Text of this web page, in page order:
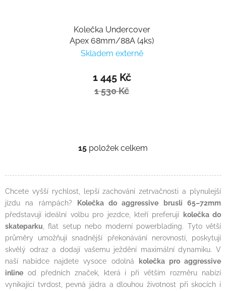
Kolečka Undercover
Apex 68mm/88A (4ks)
Skladem externě
1 445 Kč
1 530 Kč
Ovládací prvky výpisu
15 položek celkem
Chcete vyšší rychlost, lepší zachování zetrvačnosti a plynulejší
jízdu na rámpách?
Kolečka do aggressive bruslí 65–72mm
představují ideální volbu pro jezdce, kteří preferují
kolečka do
skateparku , flat setup nebo moderní powerblading. Tyto větší
průměry umožňují snadnější překonávání nerovností, poskytují
skvělý odraz a dodají vašemu ježdění maximální dynamiku. V
naší nabídce najdete vysoce odolná
kolečka pro aggressive
inline od předních značek, která i při větším rozměru nabízí
vynikající tvrdost, pevná jádra a dlouhou životnost při skocích i